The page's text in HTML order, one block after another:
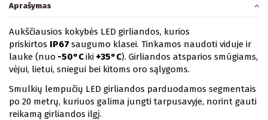
Aprašymas
Aukščiausios kokybės LED girliandos, kurios
priskirtos IP67 saugumo klasei. Tinkamos naudoti viduje ir
lauke (nuo -50°Ciki +35°C). Girliandos atsparios smūgiams,
vėjui, lietui, sniegui bei kitoms oro sąlygoms.
Smulkių lempučių LED girliandos parduodamos segmentais
po 20 metrų, kuriuos galima jungti tarpusavyje, norint gauti
reikamą girliandos ilgį.